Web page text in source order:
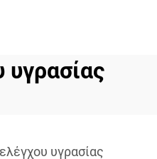
υγρασίας